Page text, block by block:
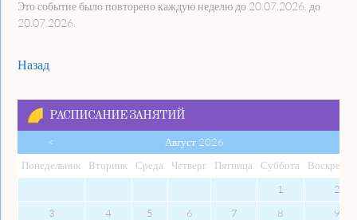
Это событие было повторено каждую неделю до 20.07.2026. до
20.07.2026.
Назад
РАСПИСАНИЕ ЗАНЯТИЙ
<
Август 2026
Понедельник Вторник Среда Четверг Пятница Суббота Вос
1
2
3
4 5 6 7 8
9